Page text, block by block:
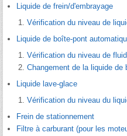
Liquide de frein/d'embrayage
Vérification du niveau de
Liquide de boîte-pont
Vérification du niveau de
Changement de la liquide de
Liquide lave-glace
Vérification du niveau du
Frein de stationnement
Filtre à carburant (pour les